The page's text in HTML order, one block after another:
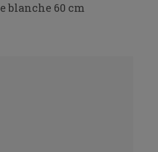
blanche 60 cm